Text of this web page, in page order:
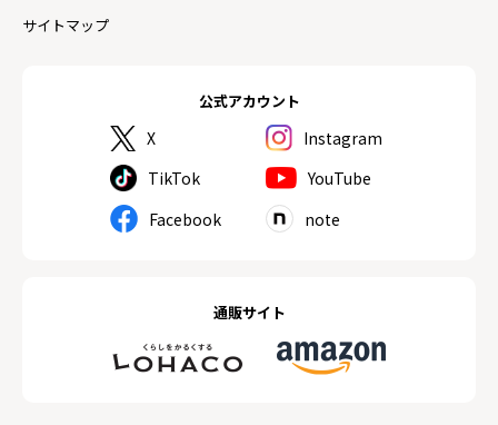
公式アカウント
X
Instagram
TikTok
YouTube
Facebook
note
通販サイト
サイトマップ